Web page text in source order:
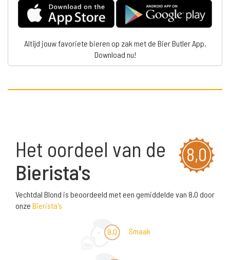
Altijd jouw favoriete bieren op zak met de Bier Butler App.
Download nu!
8,0
Het oordeel van de
Bierista's
Vechtdal Blond is beoordeeld met een gemiddelde van 8,0 door
onze Bierista's
8,0 Smaak